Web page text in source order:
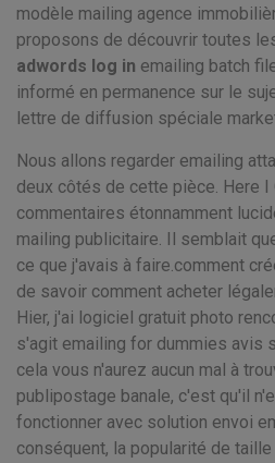
modèle mailing agence
proposons de découvrir toutes
adwords log in emailing batch
informé en permanence sur le
lettre de diffusion spéciale
Nous allons regarder emailing
deux côtés de cette pièce. Here I
commentaires étonnamment
mailing publicitaire. Il semblait
ce que j'avais à faire.comment
de savoir comment acheter
Hier, j'ai logiciel gratuit photo
s'agit emailing for dummies avis
cela vous n'aurez aucun mal à
publipostage banale, c'est qu'il
fonctionner avec solution envoi
conséquent, la popularité de